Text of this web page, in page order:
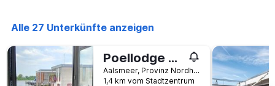
Alle 27 Unterkünfte anzeigen
Poellodge XL, houseboat met whirlpool en sauna
Aalsmeer, Provinz Nordholland, Niederlande
1,4 km vom Stadtzentrum